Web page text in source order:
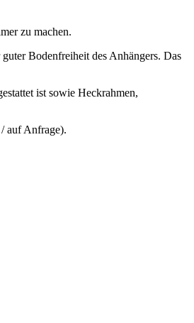
zu machen.
Bodenfreiheit des Anhängers. Das
ist sowie Heckrahmen,
auf Anfrage).